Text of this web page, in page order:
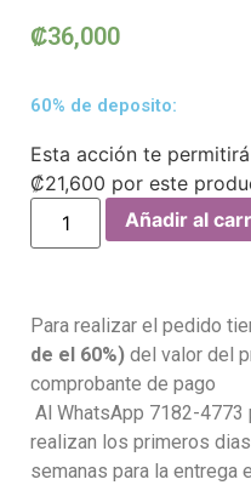
₡36,000
60% de deposito:
Esta acción te
₡21,600 por este
Añadir al
Para realizar el pedido
de el 60%) del valor del
comprobante de pago
Al WhatsApp 7182-
realizan los primeros
semanas para la entrega